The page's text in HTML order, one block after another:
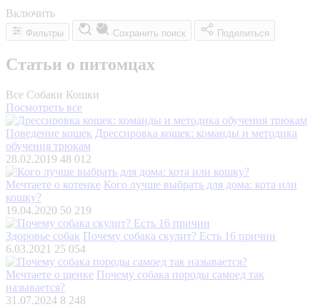
Включить
Фильтры Сохранить поиск Поделиться
Статьи о питомцах
Все Собаки Кошки
Посмотреть все
Поведение кошек Дрессировка кошек: команды и методика
обучения трюкам
28.02.2019 48 012
Мечтаете о котенке Кого лучше выбрать для дома: кота или
кошку?
19.04.2020 50 219
Здоровье собак Почему собака скулит? Есть 16 причин
6.03.2021 25 054
Мечтаете о щенке Почему собака породы самоед так
называется?
31.07.2024 8 248